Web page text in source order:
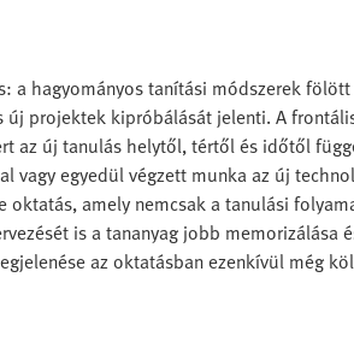
a hagyományos tanítási módszerek
projektek kipróbálását jelenti. A
az új tanulás helytől, tértől és időtől
vagy egyedül végzett munka az új
amely nemcsak a tanulási
is a tananyag jobb memorizálása
az oktatásban ezenkívül még